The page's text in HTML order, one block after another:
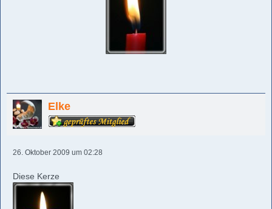
Elke
26. Oktober 2009 um 02:28
Diese Kerze